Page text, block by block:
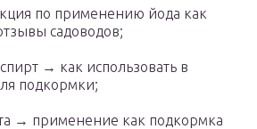
по применению йода как
садоводов;
→ как использовать в
подкормки;
→ применение как подкормка